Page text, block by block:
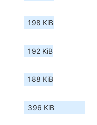
198 KiB
192 KiB
188 KiB
396 KiB